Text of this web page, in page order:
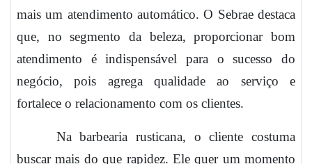
mais um atendimento automático. O Sebrae destaca
que, no segmento da beleza, proporcionar bom
atendimento é indispensável para o sucesso do
negócio, pois agrega qualidade ao serviço e
fortalece o relacionamento com os clientes.
Na barbearia rusticana, o cliente costuma
buscar mais do que rapidez. Ele quer um momento